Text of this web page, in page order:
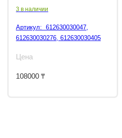
3 в наличии
Артикул: 612630030047,
612630030276, 612630030405
Цена
108000 ₸